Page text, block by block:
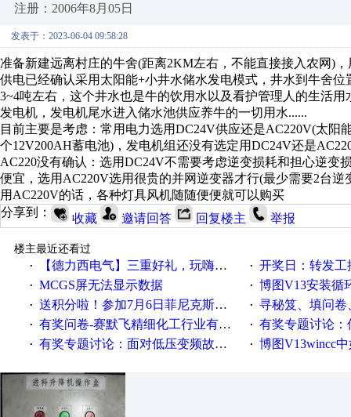
注册：2006年8月05日
发表于：2023-06-04 09:58:28
准备新建远离村庄的牛舍(距离2KM左右，不能直接接入农网)
供电已经确认采用太阳能+小井水储水发电模式，井水到牛舍
3~4吨左右，这个井水也是牛的饮用水以及看护管理人的生活
发电机，发电机尾水进入储水池供应养牛的一切用水......
目前主要是考虑：常用电力选用DC24V供应还是AC220V(太
个12V200AH蓄电池)，发电机组还没有选定用DC24V还是
AC220没有确认：选用DC24V不需要考虑逆变损耗和担心逆
便宜，选用AC220V选用很贵的并网逆变器才行(最少需要2台
用AC220V的话，各种灯具风机随随便便就可以购买
分享到：
收藏 邀请回答 回复楼主 举报
楼主最近还看过
·
【德力西电气】三重好礼，玩嗨夏日！ · 开奖日：转发工控速派
· MCGS屏无法显示数据 · 博图V13安装循环重启
· 送积分啦！参加7月6日菲尼克斯在线研讨会即得 · 寻秘笈、填问卷
· 有奖问卷-赛默飞精细化工行业有奖调查来袭！ · 有奖专题讨论：伺服选择
· 有奖专题讨论：面对低压变频故障，老手是这样解决的！ · 博图V13wincc中如何